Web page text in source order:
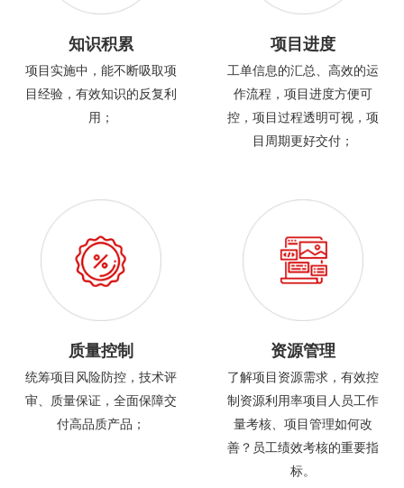
知识积累
项目实施中，能不断吸取项
目经验，有效知识的反复利
用；
项目进度
工单信息的汇总、高效的运
作流程，项目进度方便可
控，项目过程透明可视，项
目周期更好交付；
质量控制
统筹项目风险防控，技术评
审、质量保证，全面保障交
付高品质产品；
资源管理
了解项目资源需求，有效控
制资源利用率项目人员工作
量考核、项目管理如何改
善？员工绩效考核的重要指
标。